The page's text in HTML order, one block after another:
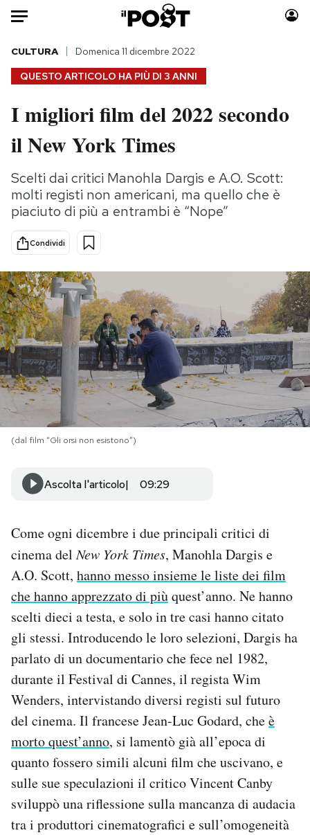
Auto
HOME
Italia
Politica
Tecnologia
Internet
Scienza
Cultura
Economia
Sport
Moda
Storie/Idee
Ok Boomer!
Media
PODCAST
NEWSLETTER
I MIEI PREFERITI
SHOP
Area Personale
Newsletter
Notifiche mobile
Hai bisogno di aiuto?
Esci
QUESTO ARTICOLO HA PIÙ DI 3 ANNI
CULTURA Domenica 11 dicembre 2022
I migliori film del 2022 secondo
il New York Times
Scelti dai critici Manohla Dargis e A.O. Scott:
molti registi non americani, ma quello che è
piaciuto di più a entrambi è “Nope”
Condividi
(dal film “Gli orsi non esistono”)
Ascolta l'articolo 09:29
Come ogni dicembre i due principali critici di
cinema delNew York Times, Manohla Dargis e
A.O. Scott, hanno messo insieme le liste dei film
che hanno apprezzato di piùquest’anno. Ne hanno
scelti dieci a testa, e solo in tre casi hanno citato
gli stessi. Introducendo le loro selezioni, Dargis ha
parlato di un documentario che fece nel 1982,
durante il Festival di Cannes, il regista Wim
Wenders, intervistando diversi registi sul futuro
del cinema. Il francese Jean-Luc Godard, cheè
morto quest’anno, si lamentò già all’epoca di
quanto fossero simili alcuni film che uscivano, e
sulle sue speculazioni il critico Vincent Canby
sviluppò una riflessione sulla mancanza di audacia
tra i produttori cinematografici e sull’omogeneità